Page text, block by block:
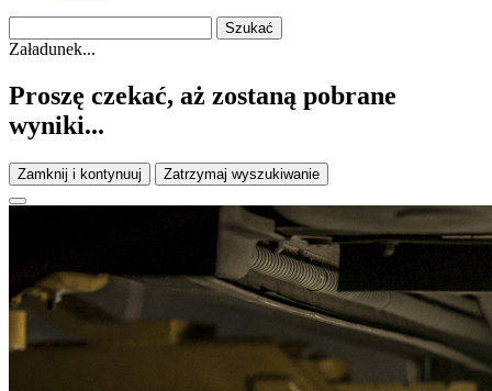
Załadunek...
Proszę czekać, aż zostaną pobrane
wyniki...
Zamknij i kontynuuj Zatrzymaj wyszukiwanie